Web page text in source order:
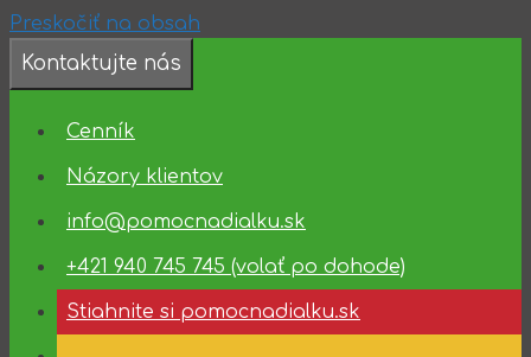
Preskočiť na obsah
❗️Dostupnosť
podpory
14.08.2026
Kontaktujte nás
Cenník
Názory klientov
info@pomocnadialku.sk
+421 940 745 745 (volať po dohode)
Stiahnite si pomocnadialku.sk